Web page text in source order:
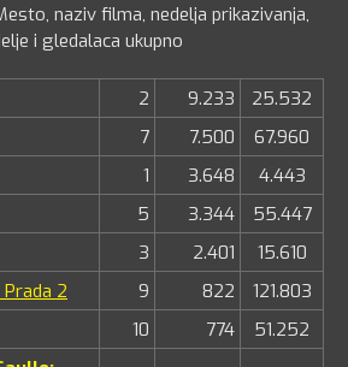
naziv filma, nedelja prikazivanja,
i gledalaca ukupno
2 9.233
25.532
7 7.500
67.960
1 3.648
4.443
5 3.344
55.447
3 2.401
15.610
2 9 822
121.803
10 774 51.252